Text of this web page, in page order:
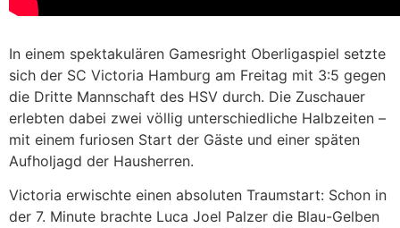
In einem spektakulären Gamesright Oberligaspiel setzte
sich der SC Victoria Hamburg am Freitag mit 3:5 gegen
die Dritte Mannschaft des HSV durch. Die Zuschauer
erlebten dabei zwei völlig unterschiedliche Halbzeiten –
mit einem furiosen Start der Gäste und einer späten
Aufholjagd der Hausherren.
Victoria erwischte einen absoluten Traumstart: Schon in
der 7. Minute brachte Luca Joel Palzer die Blau-Gelben